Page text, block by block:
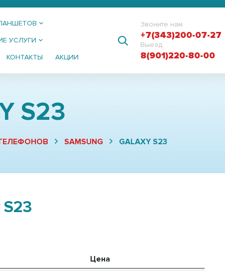
УСЛУГИ
КОНТАКТЫ АКЦИИ
Звоните нам
+7(343)200-07-27
Выезд
8(901)220-80-00
S23
SAMSUNG GALAXY S23
S23
Цена